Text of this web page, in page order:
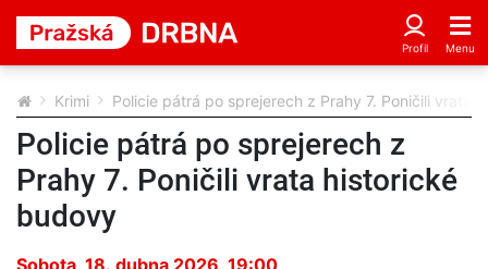
Krimi Policie pátrá po sprejerech z Prahy 7. Poničili vrata
Policie pátrá po sprejerech z
Prahy 7. Poničili vrata historické
budovy
Sobota, 18. dubna 2026, 19:00